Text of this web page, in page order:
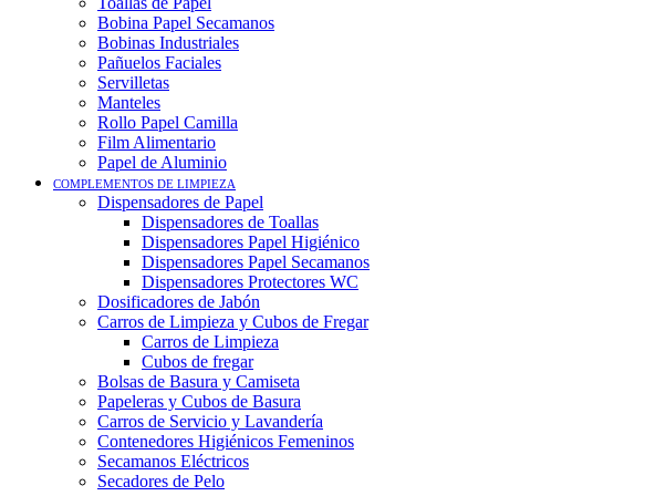
Bobina Papel Secamanos
Bobinas Industriales
Pañuelos Faciales
Servilletas
Manteles
Rollo Papel Camilla
Film Alimentario
Papel de Aluminio
COMPLEMENTOS DE LIMPIEZA
Dispensadores de Papel
Dispensadores de Toallas
Dispensadores Papel Higiénico
Dispensadores Papel Secamanos
Dispensadores Protectores WC
Dosificadores de Jabón
Carros de Limpieza y Cubos de Fregar
Carros de Limpieza
Cubos de fregar
Bolsas de Basura y Camiseta
Papeleras y Cubos de Basura
Carros de Servicio y Lavandería
Contenedores Higiénicos Femeninos
Secamanos Eléctricos
Secadores de Pelo